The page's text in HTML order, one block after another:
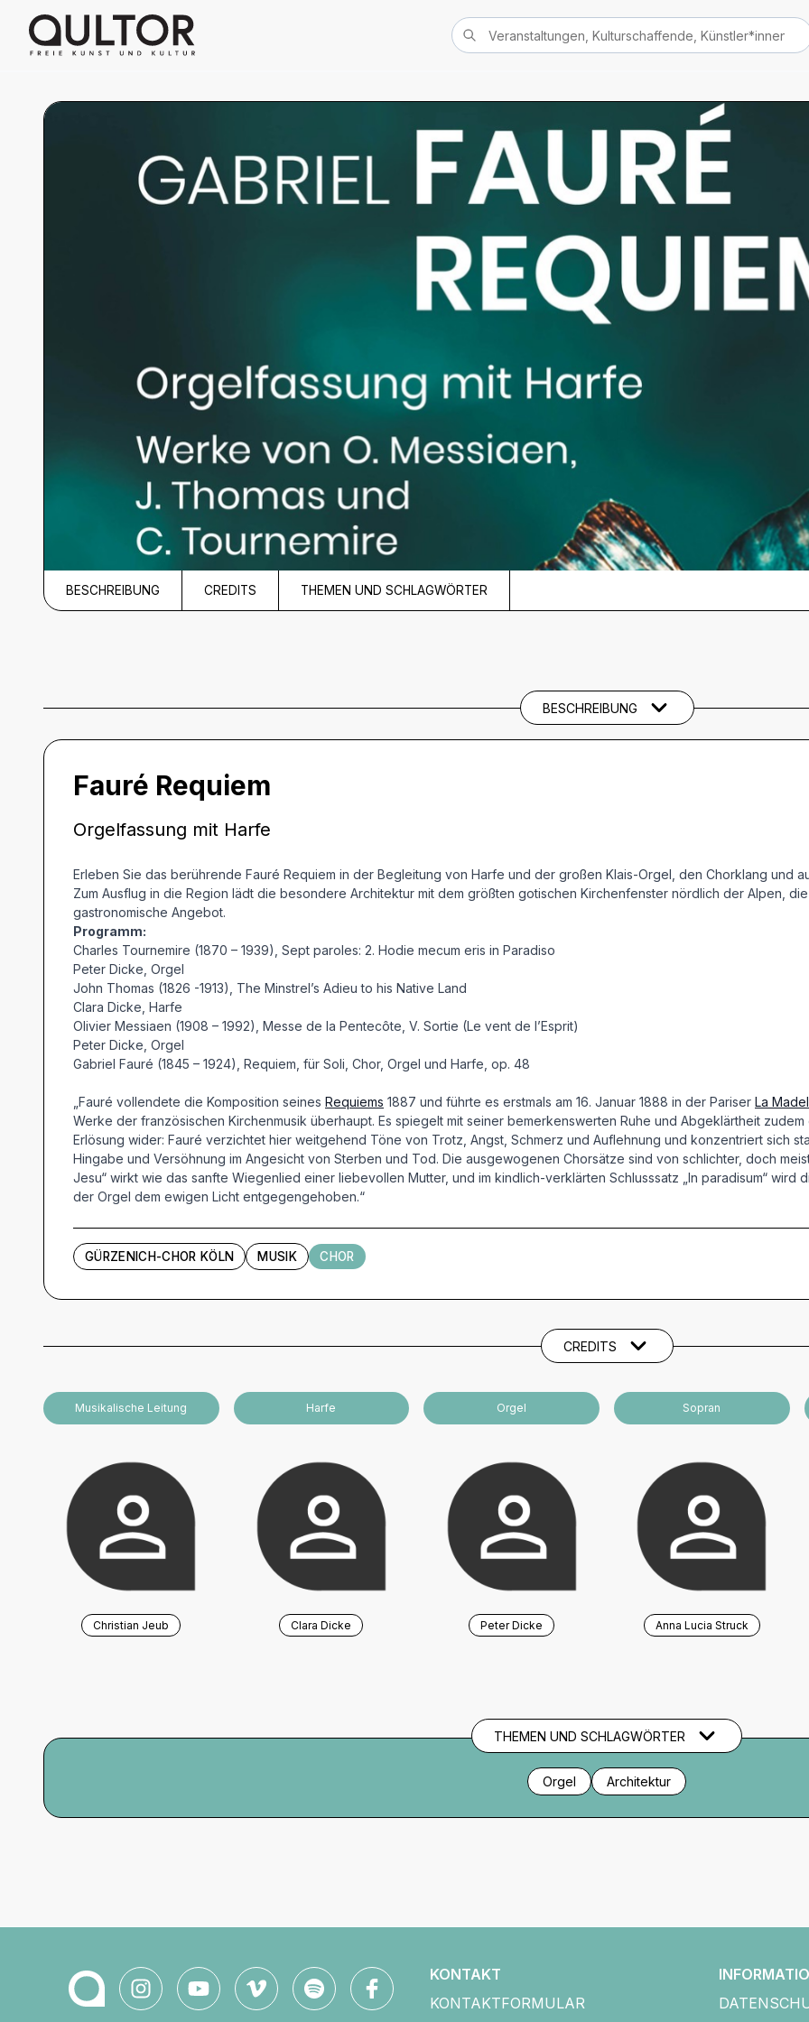
BESCHREIBUNG CREDITS THEMEN UND SCHLAGWÖRTER
BESCHREIBUNG
Fauré Requiem
Orgelfassung mit Harfe
Erleben Sie das berührende Fauré Requiem in der Begleitung von Harfe und der großen Klais-Orgel, den Chorklang und
Zum Ausflug in die Region lädt die besondere Architektur mit dem größten gotischen Kirchenfenster nördlich der Alpen,
gastronomische Angebot.
Programm:
Charles Tournemire (1870 – 1939), Sept paroles: 2. Hodie mecum eris in Paradiso
Peter Dicke, Orgel
John Thomas (1826 -1913), The Minstrel’s Adieu to his Native Land
Clara Dicke, Harfe
Olivier Messiaen (1908 – 1992), Messe de la Pentecôte, V. Sortie (Le vent de l’Esprit)
Peter Dicke, Orgel
Gabriel Fauré (1845 – 1924), Requiem, für Soli, Chor, Orgel und Harfe, op. 48
„Fauré vollendete die Komposition seines Requiems 1887 und führte es erstmals am 16. Januar 1888 in der Pariser La
Werke der französischen Kirchenmusik überhaupt. Es spiegelt mit seiner bemerkenswerten Ruhe und Abgeklärtheit
Erlösung wider: Fauré verzichtet hier weitgehend Töne von Trotz, Angst, Schmerz und Auflehnung und konzentriert sich
Hingabe und Versöhnung im Angesicht von Sterben und Tod. Die ausgewogenen Chorsätze sind von schlichter, doch
Jesu“ wirkt wie das sanfte Wiegenlied einer liebevollen Mutter, und im kindlich-verklärten Schlusssatz „In paradisum“
der Orgel dem ewigen Licht entgegengehoben.“
GÜRZENICH-CHOR KÖLN MUSIK CHOR
THEMEN UND SCHLAGWÖRTER
Orgel Architektur
Künstler und Beteiligte
CREDITS
Musikalische Leitung Harfe Orgel Sopran
Christian Jeub Clara Dicke Peter Dicke Anna Lucia Struck
KONTAKT
KONTAKTFORMULAR